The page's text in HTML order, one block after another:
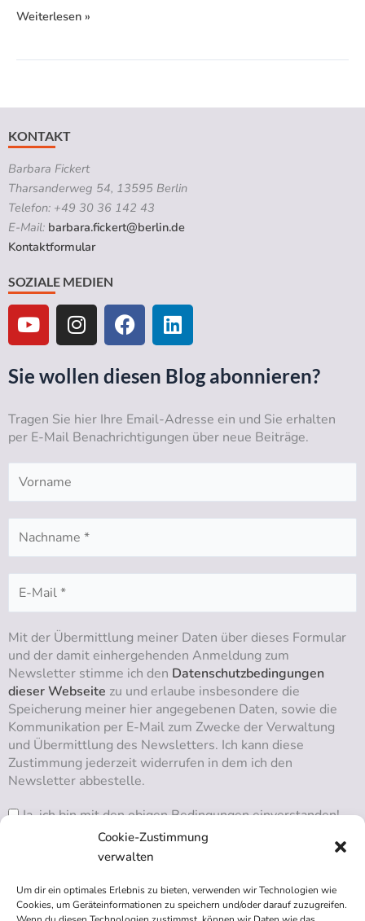
Cookie-Zustimmung
verwalten
Um dir ein optimales Erlebnis zu bieten, verwenden wir Technologien wie
Cookies, um Geräteinformationen zu speichern und/oder darauf zuzugreifen.
Weiterlesen »
KONTAKT
Barbara Fickert
Tharsanderweg 54, 13595 Berlin
Telefon: +49 30 36 142 43
E-Mail: barbara.fickert@berlin.de
Kontaktformular
SOZIALE MEDIEN
Y
o
u
t
u
e
I
n
s
t
a
r
a
m
F
a
c
e
b
o
o
k
L
i
n
k
e
d
i
n
Sie wollen diesen Blog abonnieren?
Tragen Sie hier Ihre Email-Adresse ein und Sie erhalten
per E-Mail Benachrichtigungen über neue Beiträge.
Mit der Übermittlung meiner Daten über dieses Formular
und der damit einhergehenden Anmeldung zum
Newsletter stimme ich den Datenschutzbedingungen
dieser Webseite zu und erlaube insbesondere die
Speicherung meiner hier angegebenen Daten, sowie die
Kommunikation per E-Mail zum Zwecke der Verwaltung
und Übermittlung des Newsletters. Ich kann diese
Zustimmung jederzeit widerrufen in dem ich den
Newsletter abbestelle.
Ja, ich bin mit den obigen Bedingungen einverstanden!
RSS ABONNIEREN